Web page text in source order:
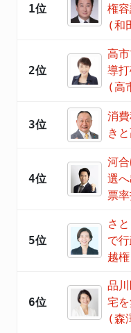
1位
権
(和
2位
高
導
(高
3位
消
き
4位
河
選
票
5位
さ
で
越
6位
品
宅
(森